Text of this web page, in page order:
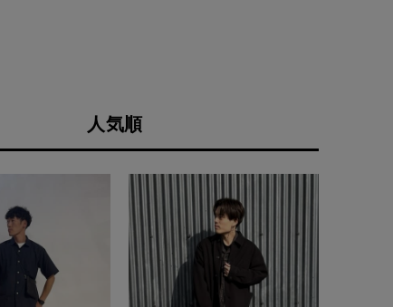
人気順